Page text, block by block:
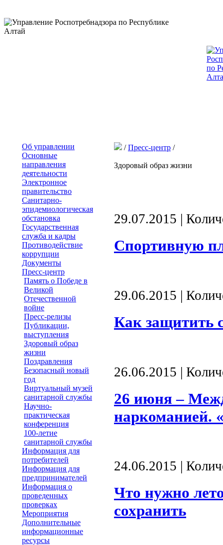
Об управлении
Основные
направления
деятельности
Электронное
правительство
Санитарно-
эпидемиологическая
обстановка
Государственная
служба и кадры
Противодействие
коррупции
Документы
Пресс-центр
Память о Победе в
Великой
Отечественной
войне
Пресс-релизы
Публикации,
выступления
Здоровый образ
жизни
Поздравления
Безопасный новый
год
Виртуальный музей
санитарной службы
Научно-
практическая
конференция
100-летие
санитарной службы
Информация для
потребителей
Информация для
предпринимателей
Информация о
проведенных
проверках
Мероприятия
Дополнительные
информационные
ресурсы
/Пресс-центр /
Здоровый образ жизни
29.07.2015 |
Спортивную
29.06.2015 |
Как защитить
26.06.2015 |
26 июня –
наркоманией.
24.06.2015 |
Что нужно
сохранить